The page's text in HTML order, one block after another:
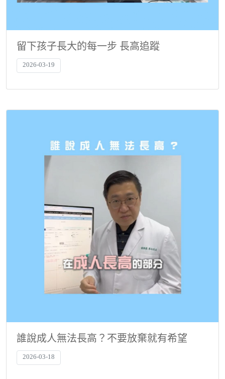
留下孩子長大的每一步 長高追蹤
2026-03-19
誰說成人無法長高？不要放棄就有希望
2026-03-18